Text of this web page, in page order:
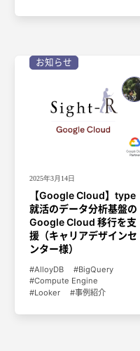
お知らせ
2025年3月14日
【Google Cloud】type
就活のデータ分析基盤の
Google Cloud 移行を支
援（キャリアデザインセ
ンター様）
AlloyDB
BigQuery
Compute Engine
Looker
事例紹介